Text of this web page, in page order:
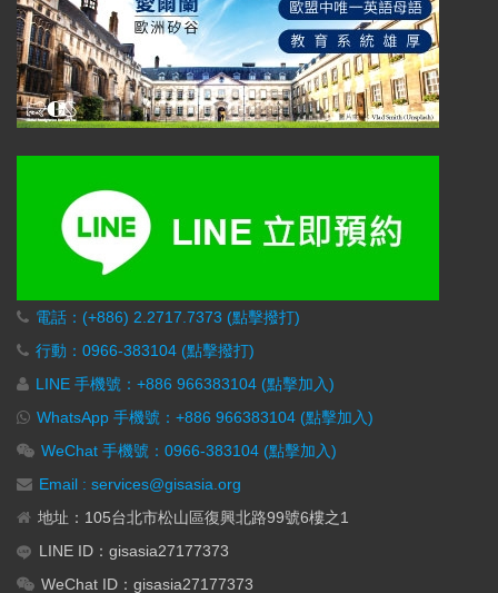
電話：(+886) 2.2717.7373 (點擊撥打)
行動：0966-383104 (點擊撥打)
LINE 手機號：+886 966383104 (點擊加入)
WhatsApp 手機號：+886 966383104 (點擊加入)
WeChat 手機號：0966-383104 (點擊加入)
Email : services@gisasia.org
地址：105台北市松山區復興北路99號6樓之1
LINE ID：gisasia27177373
WeChat ID：gisasia27177373